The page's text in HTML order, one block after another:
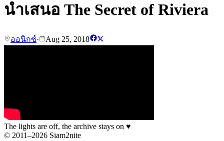
นำเสนอ The Secret of Riviera
ออนิกซ์· Aug 25, 2018
The lights are off, the archive stays on ♥
© 2011–2026 Siam2nite